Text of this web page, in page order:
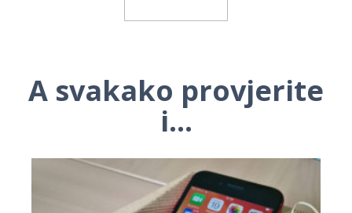
A svakako provjerite
i...